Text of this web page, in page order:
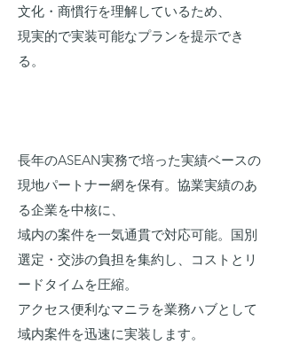
文化・商慣行を理解しているため、
現実的で実装可能なプランを提示でき
る。
長年のASEAN実務で培った実績ベースの
現地パートナー網を保有。協業実績のあ
る企業を中核に、
域内の案件を一気通貫で対応可能。国別
選定・交渉の負担を集約し、コストとリ
ードタイムを圧縮。
アクセス便利なマニラを業務ハブとして
域内案件を迅速に実装します。